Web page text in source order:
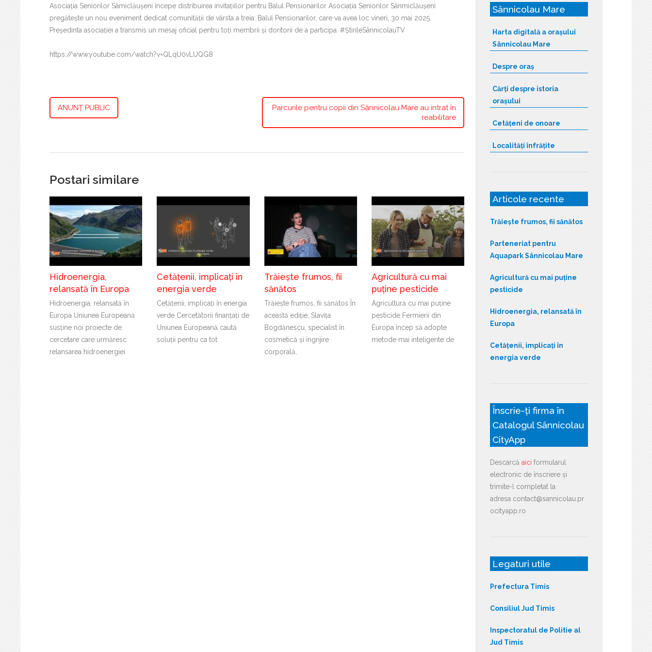
Asociația Seniorilor Sâmiclăușeni începe distribuirea invitațiilor pentru Balul Pensionarilor Asociația Seniorilor Sânmiclăușeni
pregătește un nou eveniment dedicat comunității de vârsta a treia: Balul Pensionarilor, care va avea loc vineri, 30 mai 2025.
Președinta asociației a transmis un mesaj oficial pentru toți membrii și doritorii de a participa. #ȘtirileSânnicolauTV
https://www.youtube.com/watch?v=QLqU0vLUQG8
ANUNȚ PUBLIC
Parcurile pentru copii din Sânnicolau Mare au intrat în
reabilitare
Postari similare
Hidroenergia,
relansată în Europa
Hidroenergia, relansată în
Europa Uniunea Europeană
susține noi proiecte de
cercetare care urmăresc
relansarea hidroenergiei
Cetățenii, implicați în
energia verde
Cetățenii, implicați în energia
verde Cercetătorii finanțați de
Uniunea Europeană caută
soluții pentru ca tot
Trăiește frumos, fii
sănătos
Trăiește frumos, fii sănătos În
această ediție, Slavița
Bogdănescu, specialist în
cosmetică și îngrijire
corporală,
Agricultură cu mai
puține pesticide
Agricultură cu mai puține
pesticide Fermierii din
Europa încep să adopte
metode mai inteligente de
Sânnicolau Mare
Harta digitală a orașului
Sânnicolau Mare
Despre oraș
Cărți despre istoria
orașului
Cetățeni de onoare
Localități înfrățite
Articole recente
Trăiește frumos, fii sănătos
Parteneriat pentru
Aquapark Sânnicolau Mare
Agricultură cu mai puține
pesticide
Hidroenergia, relansată în
Europa
Cetățenii, implicați în
energia verde
Înscrie-ți firma în
Catalogul Sânnicolau
CityApp
Descarcă aici formularul
electronic de înscriere și
trimite-l completat la
adresa contact@sannicolau.pr
ocityapp.ro
Legaturi utile
Prefectura Timis
Consiliul Jud Timis
Inspectoratul de Politie al
Jud Timis